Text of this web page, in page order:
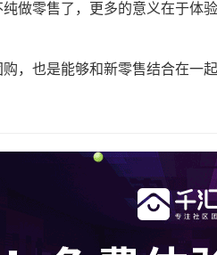
做零售了，更多的意义在于体
，也是能够和新零售结合在一起